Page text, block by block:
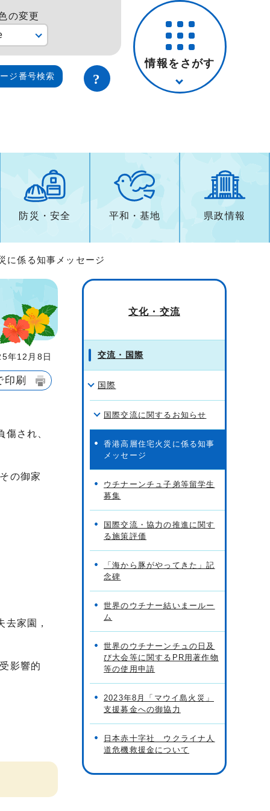
の変更
ジ番号検索
情報をさがす
防災・安全 平和・基地 県政情報
に係る知事メッセージ
12月8日
印刷
され、
の御家
家園，
影響的
文化・交流
交流・国際
国際
国際交流に関するお知らせ
香港高層住宅火災に係る知事
メッセージ
ウチナーンチュ子弟等留学生
募集
国際交流・協力の推進に関す
る施策評価
「海から豚がやってきた」記
念碑
世界のウチナー結いまールー
ム
世界のウチナーンチュの日及
び大会等に関するPR用著作物
等の使用申請
2023年8月「マウイ島火災」
支援募金への御協力
日本赤十字社 ウクライナ人
道危機救援金について